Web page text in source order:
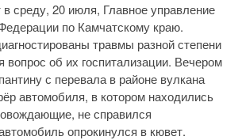
среду, 20 июля, Главное управление
по Камчатскому краю.
травмы разной степени
вопрос об их госпитализации. Вечером
с перевала в районе вулкана
автомобиля, в котором находились
не справился
опрокинулся в кювет.